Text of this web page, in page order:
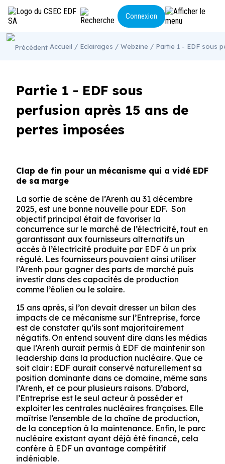
Connexion
LE CSEC
CONTACT
Accueil / Eclairages / Webzine / Partie 1 - EDF sous
Partie 1 - EDF sous
perfusion après 15 ans de
pertes imposées
Clap de fin pour un mécanisme qui a vidé EDF
de sa marge
La sortie de scène de l’Arenh au 31 décembre
2025, est une bonne nouvelle pour EDF. Son
objectif principal était de favoriser la
concurrence sur le marché de l’électricité, tout en
garantissant aux fournisseurs alternatifs un
accès à l’électricité produite par EDF à un prix
régulé. Les fournisseurs pouvaient ainsi utiliser
l’Arenh pour gagner des parts de marché puis
investir dans des capacités de production
comme l’éolien ou le solaire.
15 ans après, si l’on devait dresser un bilan des
impacts de ce mécanisme sur l’Entreprise, force
est de constater qu’ils sont majoritairement
négatifs. On entend souvent dire dans les médias
que l’Arenh aurait permis à EDF de maintenir son
leadership dans la production nucléaire. Que ce
soit clair : EDF aurait conservé naturellement sa
position dominante dans ce domaine, même sans
l’Arenh, et ce pour plusieurs raisons. D’abord,
l’Entreprise est le seul acteur à posséder et
exploiter les centrales nucléaires françaises. Elle
maîtrise l’ensemble de la chaîne de production,
de la conception à la maintenance. Enfin, le parc
nucléaire existant ayant déjà été financé, cela
confère à EDF un avantage compétitif
indéniable.
Panneau de gestion des cookies